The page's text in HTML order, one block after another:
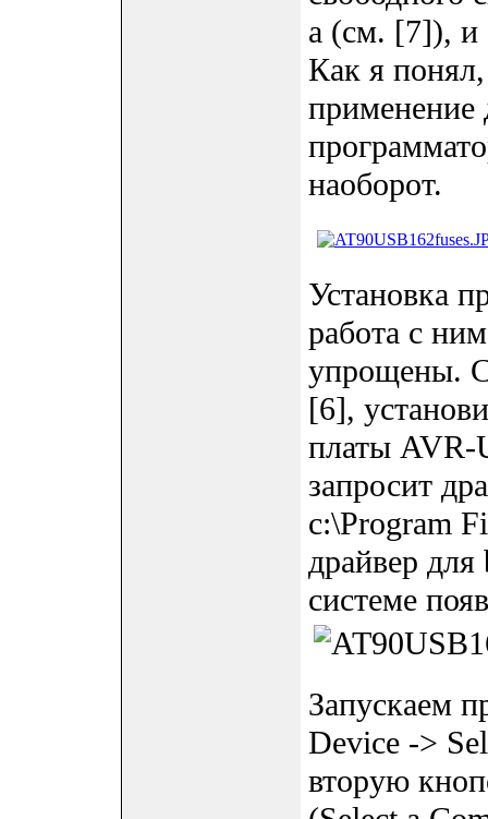
a (см. [7]), и
Как я
применение
наоборот.
Установка
работа с
упрощены.
[6],
платы AVR-
запросит
c:\Program
драйвер
системе
Запускаем
Device ->
вторую